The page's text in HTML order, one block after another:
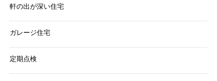
軒の出が深い住宅
ガレージ住宅
定期点検